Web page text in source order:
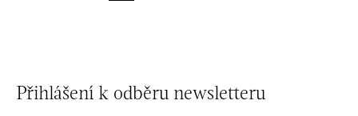
Přihlášení k odběru newsletteru